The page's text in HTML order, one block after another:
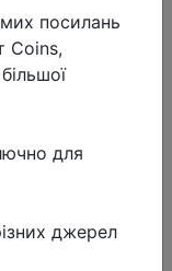
Smart
посилань
Coins,
для
джерел